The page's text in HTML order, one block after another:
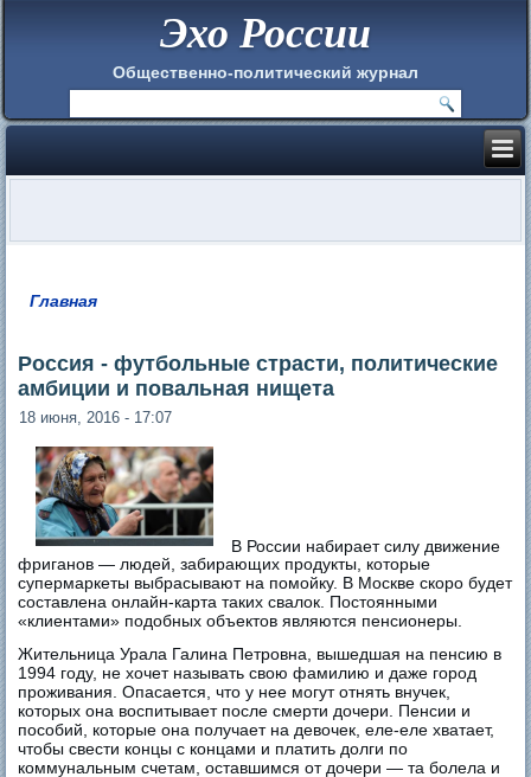
Эхо России
Общественно-политический журнал
Главная
Россия - футбольные страсти, политические
амбиции и повальная нищета
18 июня, 2016 - 17:07
В России набирает силу движение
фриганов — людей, забирающих продукты, которые
супермаркеты выбрасывают на помойку. В Москве скоро будет
составлена онлайн-карта таких свалок. Постоянными
«клиентами» подобных объектов являются пенсионеры.
Жительница Урала Галина Петровна, вышедшая на пенсию в
1994 году, не хочет называть свою фамилию и даже город
проживания. Опасается, что у нее могут отнять внучек,
которых она воспитывает после смерти дочери. Пенсии и
пособий, которые она получает на девочек, еле-еле хватает,
чтобы свести концы с концами и платить долги по
коммунальным счетам, оставшимся от дочери — та болела и